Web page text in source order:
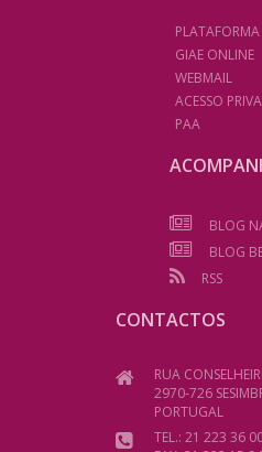
GIAE ONLINE
WEBMAIL
ACESSO
PAA
BLOG
BLOG
RSS
CONTACTOS
RUA
2970-726
PORTUGAL
TEL.: 21 223 36